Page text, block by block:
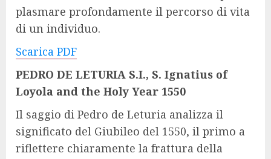
plasmare profondamente il percorso di vita
di un individuo.
Scarica PDF
PEDRO DE LETURIA S.I., S. Ignatius of
Loyola and the Holy Year 1550
Il saggio di Pedro de Leturia analizza il
significato del Giubileo del 1550, il primo a
riflettere chiaramente la frattura della